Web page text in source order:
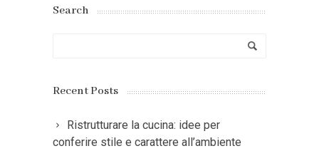
Search
Recent Posts
Ristrutturare la cucina: idee per
conferire stile e carattere all’ambiente